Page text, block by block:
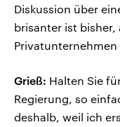
Diskussion über
brisanter ist bisher,
Privatunternehmen
Grieß: Halten Sie
Regierung, so
deshalb, weil ich